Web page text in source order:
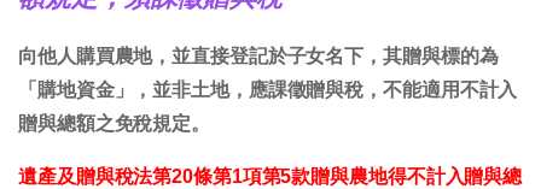
向他人購買農地，並直接登記於子女名下，其贈與標的為
「購地資金」，並非土地，應課徵贈與稅，不能適用不計入
贈與總額之免稅規定。
遺產及贈與稅法第20條第1項第5款贈與農地得不計入贈與總